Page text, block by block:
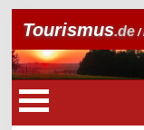
Tourismus.de/